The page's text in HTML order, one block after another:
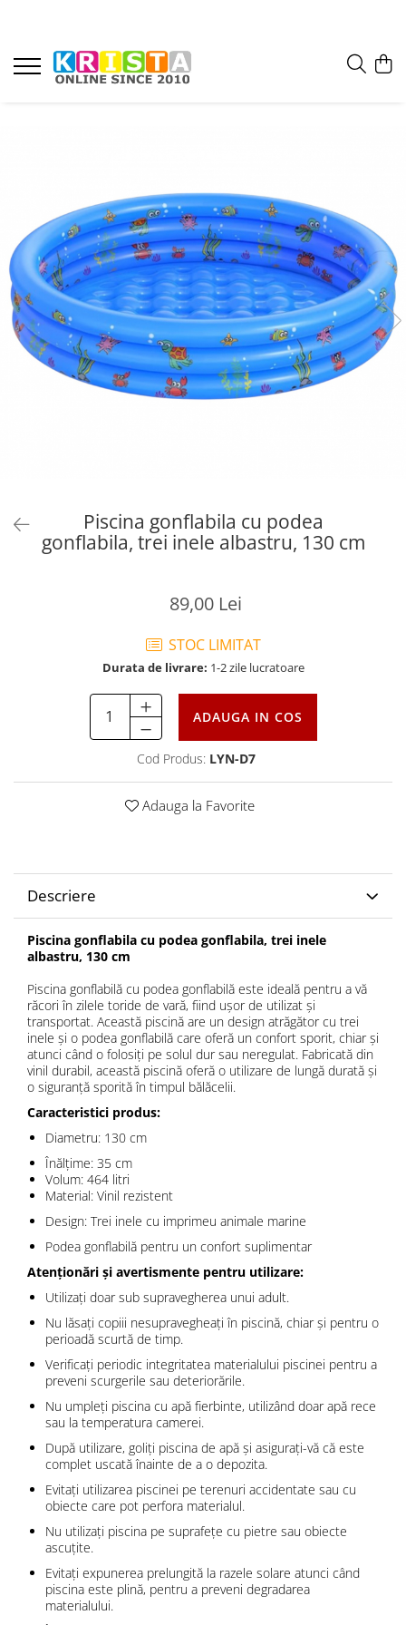
Piscina gonflabila cu podea
gonflabila, trei inele albastru, 130 cm
89,00 Lei
STOC LIMITAT
Durata de livrare: 1-2 zile lucratoare
ADAUGA IN COS
Cod Produs: LYN-D7
Adauga la Favorite
Descriere
Piscina gonflabila cu podea gonflabila, trei inele
albastru, 130 cm
Piscina gonflabilă cu podea gonflabilă este ideală pentru a vă
răcori în zilele toride de vară, fiind ușor de utilizat și
transportat. Această piscină are un design atrăgător cu trei
inele și o podea gonflabilă care oferă un confort sporit, chiar și
atunci când o folosiți pe solul dur sau neregulat. Fabricată din
vinil durabil, această piscină oferă o utilizare de lungă durată și
o siguranță sporită în timpul bălăcelii.
Caracteristici produs:
Diametru: 130 cm
Înălțime: 35 cm
Volum: 464 litri
Material: Vinil rezistent
Design: Trei inele cu imprimeu animale marine
Podea gonflabilă pentru un confort suplimentar
Atenționări și avertismente pentru utilizare:
Utilizați doar sub supravegherea unui adult.
Nu lăsați copiii nesupravegheați în piscină, chiar și pentru o
perioadă scurtă de timp.
Verificați periodic integritatea materialului piscinei pentru a
preveni scurgerile sau deteriorările.
Nu umpleți piscina cu apă fierbinte, utilizând doar apă rece
sau la temperatura camerei.
După utilizare, goliți piscina de apă și asigurați-vă că este
complet uscată înainte de a o depozita.
Evitați utilizarea piscinei pe terenuri accidentate sau cu
obiecte care pot perfora materialul.
Nu utilizați piscina pe suprafețe cu pietre sau obiecte
ascuțite.
Evitați expunerea prelungită la razele solare atunci când
piscina este plină, pentru a preveni degradarea
materialului.